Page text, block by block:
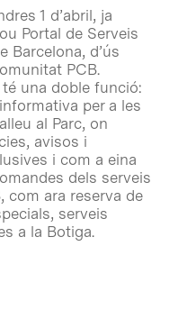
1 d’abril, ja
Portal de Serveis
Barcelona, d’ús
PCB.
una doble funció:
per a les
al Parc, on
avisos i
i com a eina
dels serveis
com ara reserva de
serveis
a la Botiga.